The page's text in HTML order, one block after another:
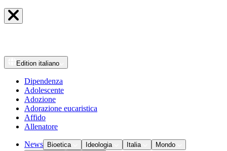
Edition italiano
Dipendenza
Adolescente
Adozione
Adorazione eucaristica
Affido
Allenatore
News Bioetica Ideologia Italia
Mondo